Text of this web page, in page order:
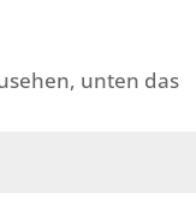
unten das